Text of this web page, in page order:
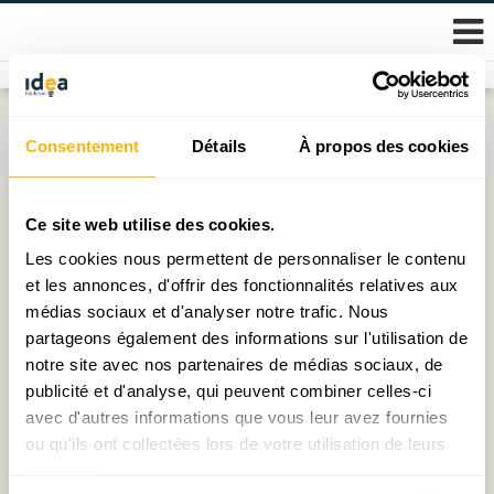
Consentement Détails À propos des cookies
Ce site web utilise des cookies.
Les cookies nous permettent de personnaliser le contenu
et les annonces, d'offrir des fonctionnalités relatives aux
médias sociaux et d'analyser notre trafic. Nous
partageons également des informations sur l'utilisation de
notre site avec nos partenaires de médias sociaux, de
publicité et d'analyse, qui peuvent combiner celles-ci
avec d'autres informations que vous leur avez fournies
ou qu'ils ont collectées lors de votre utilisation de leurs
Skip
content
Étiquette : statec
Décryptage N°36 : Une décennie marquée par la
progression de l’activité des femmes
Publié le04.09.2024parIoana Pop (économiste)
Les adolescents, trop peu considérés dans la lutte
contre la pauvreté ?
Publié le19.10.2023parJean-Baptiste Nivet